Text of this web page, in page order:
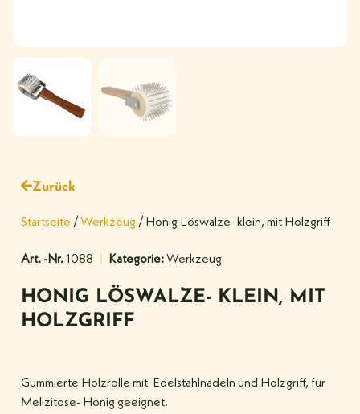
Zurück
Startseite /Werkzeug / Honig Löswalze- klein, mit Holzgriff
Art. -Nr.1088 Kategorie:Werkzeug
HONIG LÖSWALZE- KLEIN, MIT
HOLZGRIFF
Gummierte Holzrolle mit Edelstahlnadeln und Holzgriff, für
Melizitose- Honig geeignet.